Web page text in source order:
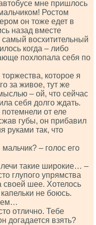
мне пришлось
Ростом
он тоже едет в
назад вместе
самый восхитительный
когда – либо
похлопала себя по
которое я
за живое, тут же
– ой, что сейчас
себя долго ждать.
от еле
губы, он прибавил
руками так, что
– голос его
такие широкие… –
глупого упрямства
своей шее. Хотелось
не боюсь.
отлично. Тебе
догадается взять?